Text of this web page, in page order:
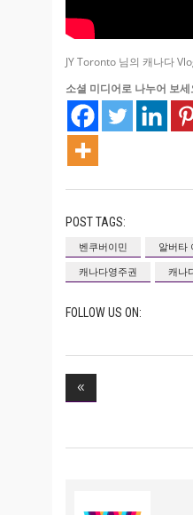
JY Toronto 님의 캐나다
소셜 미디어로 나누어 보세
POST TAGS:
벤쿠버이민 알버타
캐나다영주권
캐나
FOLLOW US ON: